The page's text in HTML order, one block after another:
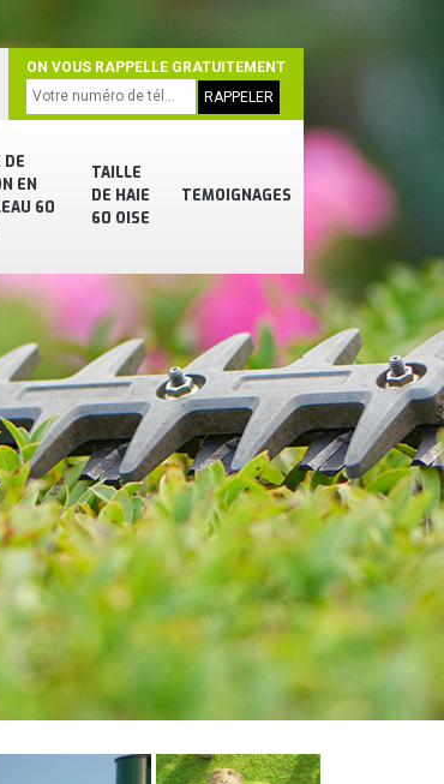
DE
EN
60
TAILLE
DE HAIE
60 OISE
TEMOIGNAGES
ON VOUS RAPPELLE GRATUITEMENT